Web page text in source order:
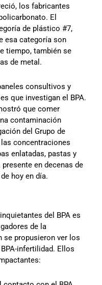
los fabricantes
El
de plástico #7,
esa categoría son
tiempo, también se
de metal.
consultivos y
que investigan el BPA.
que comer
contaminación
del Grupo de
concentraciones
enlatadas, pastas y
en decenas de
hoy en día.
del BPA es
de la
se propusieron ver los
infertilidad. Ellos